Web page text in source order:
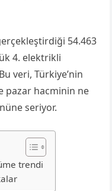
54.463
4. elektrikli
veri, Türkiye’nin
pazar hacminin ne
seriyor.
trendi